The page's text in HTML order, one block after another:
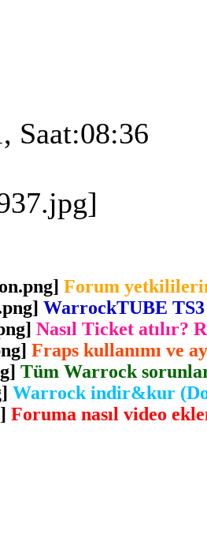
Saat:08:36
Forum
WarrockTUBE
Nasıl Ticket atılır?
Fraps kullanımı ve
Tüm Warrock
Warrock indir&kur
Foruma nasıl video